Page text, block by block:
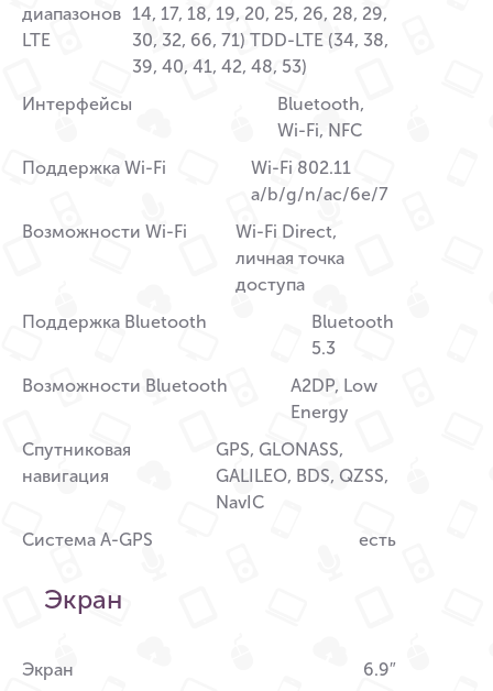
диапазонов
LTE
14, 17, 18, 19, 20, 25, 26, 28, 29,
30, 32, 66, 71) TDD-LTE (34, 38,
39, 40, 41, 42, 48, 53)
Интерфейсы
Bluetooth,
Wi-Fi, NFC
Поддержка Wi-Fi
Wi-Fi 802.11
a/b/g/n/ac/6e/7
Возможности Wi-Fi
Wi-Fi Direct,
личная точка
доступа
Поддержка Bluetooth
Bluetooth
5.3
Возможности Bluetooth
A2DP, Low
Energy
Спутниковая
навигация
GPS, GLONASS,
GALILEO, BDS, QZSS,
NavIC
Система A-GPS
есть
Экран
Экран 6.9″